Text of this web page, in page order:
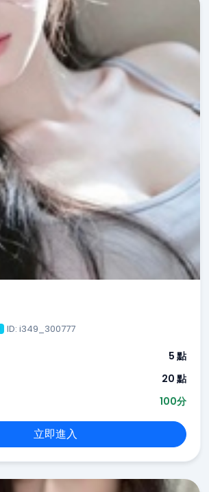
ID: i349_300777
5 點
20 點
100分
立即進入